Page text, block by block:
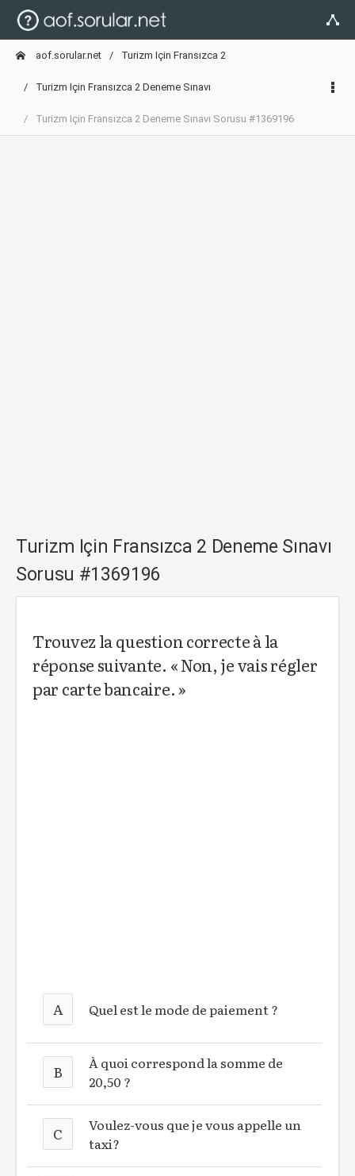
aof.sorular.net Turizm Için Fransızca 2
Turizm Için Fransızca 2 Deneme Sınavı
Turizm Için Fransızca 2 Deneme Sınavı Sorusu #1369196
Turizm Için Fransızca 2 Deneme Sınavı
Sorusu #1369196
Trouvez la question correcte à la
réponse suivante. « Non, je vais régler
par carte bancaire. »
A Quel est le mode de paiement ?
B
À quoi correspond la somme de
20,50 ?
C
Voulez-vous que je vous appelle un
taxi?